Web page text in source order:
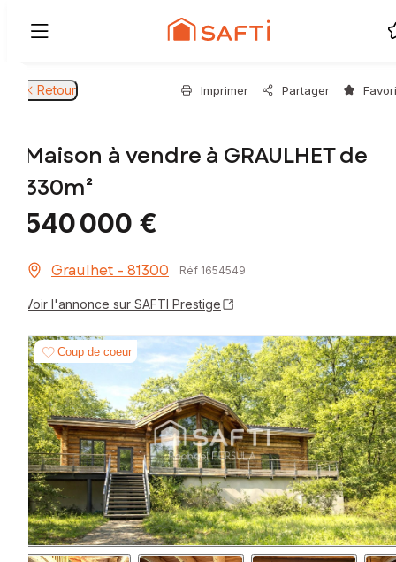
Retour Imprimer Partager
Maison à vendre à GRAULHET de
330m²
540 000 €
Graulhet - 81300 Réf 1654549
Voir l'annonce sur SAFTI Prestige
Coup de coeur